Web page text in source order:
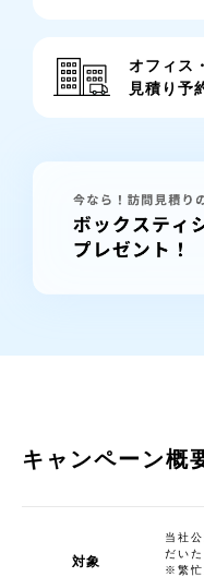
オフィス
見積り予
キャンペーン概
対象
当社
だい
※繁忙